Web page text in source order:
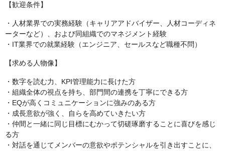
【歓迎条件】
・人材業界での実務経験（キャリアアドバイザー、人材コーディネ
ーターなど）、および同組織でのマネジメント経験
・IT業界での就業経験（エンジニア、セールスなど職種不問）
【求める人物像】
・数字を読む力、KPI管理能力に長けた方
・組織全体の視点を持ち、部門間の連携を丁寧にできる方
・EQが高くコミュニケーションに強みのある方
・成長意欲が強く、自らを高めていきたい方
・仲間と一緒に同じ目標にむかって切磋琢磨することに喜びを感じ
る方
・対話を通じてメンバーの意欲やポテンシャルを引き出すことに、